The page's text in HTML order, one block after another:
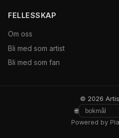
FELLESSKAP
Om oss
Bli med som artist
Bli med som fan
© 2026
🌐
Powered by